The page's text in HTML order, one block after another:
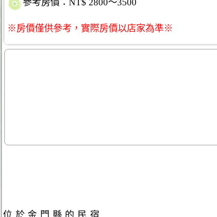
參考房價：NT$ 2800～3500
※房價僅供參考，實際房價以店家為準※
位於金門縣的民宿